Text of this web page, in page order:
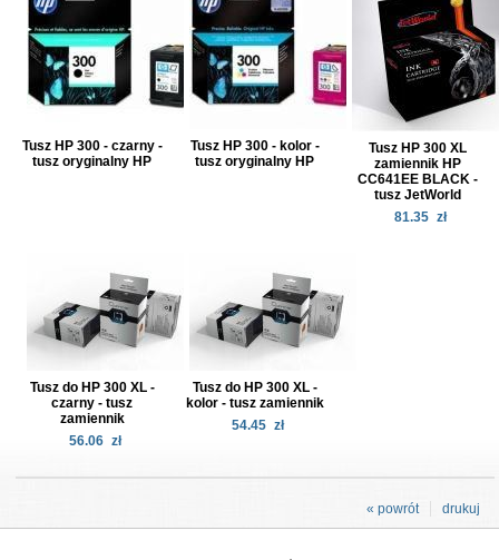
Tusz HP 300 - czarny -
tusz oryginalny HP
Tusz HP 300 - kolor -
tusz oryginalny HP
Tusz HP 300 XL
zamiennik HP
CC641EE BLACK -
tusz JetWorld
81.35 zł
Tusz do HP 300 XL -
czarny - tusz
zamiennik
56.06 zł
Tusz do HP 300 XL -
kolor - tusz zamiennik
54.45 zł
drukuj
« powrót